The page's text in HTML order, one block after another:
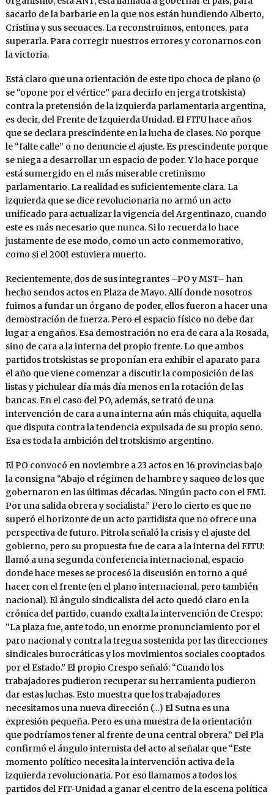
sacarlo de la barbarie en la que nos están hundiendo Alberto,
Cristina y sus secuaces. La reconstruimos, entonces, para
superarla. Para corregir nuestros errores y coronarnos con
la victoria.
Está claro que una orientación de este tipo choca de plano (o
se “opone por el vértice” para decirlo en jerga trotskista)
contra la pretensión de la izquierda parlamentaria argentina,
es decir, del Frente de Izquierda Unidad. El FITU hace años
que se declara prescindente en la lucha de clases. No porque
le “falte calle” o no denuncie el ajuste. Es prescindente porque
se niega a desarrollar un espacio de poder. Y lo hace porque
está sumergido en el más miserable cretinismo
parlamentario. La realidad es suficientemente clara. La
izquierda que se dice revolucionaria no armó un acto
unificado para actualizar la vigencia del Argentinazo, cuando
este es más necesario que nunca. Si lo recuerda lo hace
justamente de ese modo, como un acto conmemorativo,
como si el 2001 estuviera muerto.
Recientemente, dos de sus integrantes –PO y MST– han
hecho sendos actos en Plaza de Mayo. Allí donde nosotros
fuimos a fundar un órgano de poder, ellos fueron a hacer una
demostración de fuerza. Pero el espacio físico no debe dar
lugar a engaños. Esa demostración no era de cara a la Rosada,
sino de cara a la interna del propio frente. Lo que ambos
partidos trotskistas se proponían era exhibir el aparato para
el año que viene comenzar a discutir la composición de las
listas y pichulear día más día menos en la rotación de las
bancas. En el caso del PO, además, se trató de una
intervención de cara a una interna aún más chiquita, aquella
que disputa contra la tendencia expulsada de su propio seno.
Esa es toda la ambición del trotskismo argentino.
El PO convocó en noviembre a 23 actos en 16 provincias bajo
la consigna “Abajo el régimen de hambre y saqueo de los que
gobernaron en las últimas décadas. Ningún pacto con el FMI.
Por una salida obrera y socialista.” Pero lo cierto es que no
superó el horizonte de un acto partidista que no ofrece una
perspectiva de futuro. Pitrola señaló la crisis y el ajuste del
gobierno, pero su propuesta fue de cara a la interna del FITU:
llamó a una segunda conferencia internacional, espacio
donde hace meses se procesó la discusión en torno a qué
hacer con el frente (en el plano internacional, pero también
nacional). El ángulo sindicalista del acto quedó claro en la
crónica del partido, cuando exalta la intervención de Crespo:
“La plaza fue, ante todo, un enorme pronunciamiento por el
paro nacional y contra la tregua sostenida por las direcciones
sindicales burocráticas y los movimientos sociales cooptados
por el Estado.” El propio Crespo señaló: “Cuando los
trabajadores pudieron recuperar su herramienta pudieron
dar estas luchas. Esto muestra que los trabajadores
necesitamos una nueva dirección (…) El Sutna es una
expresión pequeña. Pero es una muestra de la orientación
que podríamos tener al frente de una central obrera.” Del Pla
confirmó el ángulo internista del acto al señalar que “Este
momento político necesita la intervención activa de la
izquierda revolucionaria. Por eso llamamos a todos los
partidos del FIT-Unidad a ganar el centro de la escena política